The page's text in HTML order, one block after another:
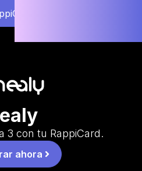
3 con tu RappiCard.
ahora